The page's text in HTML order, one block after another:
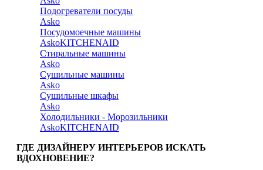
Подогреватели посуды
Asko
Посудомоечные машины
AskoKITCHENAID
Стиральные машины
Asko
Сушильные машины
Asko
Сушильные шкафы
Asko
Холодильники - Морозильники
AskoKITCHENAID
ГДЕ ДИЗАЙНЕРУ ИНТЕРЬЕРОВ ИСКАТЬ
ВДОХНОВЕНИЕ?